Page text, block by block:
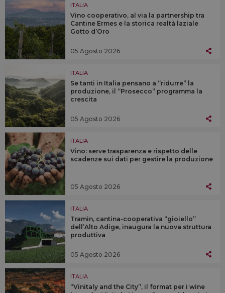
ITALIA
Vino cooperativo, al via la partnership tra
Cantine Ermes e la storica realtà laziale
Gotto d’Oro
05 Agosto 2026
ITALIA
Se tanti in Italia pensano a “ridurre” la
produzione, il “Prosecco” programma la
crescita
05 Agosto 2026
ITALIA
Vino: serve trasparenza e rispetto delle
scadenze sui dati per gestire la produzione
05 Agosto 2026
ITALIA
Tramin, cantina-cooperativa “gioiello”
dell’Alto Adige, inaugura la nuova struttura
produttiva
05 Agosto 2026
ITALIA
“Vinitaly and the City”, il format per i wine